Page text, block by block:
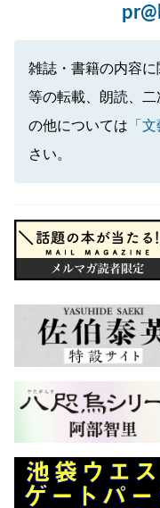
雑誌・書籍の内容
等の転載、朗読、
の他については 「
さい。